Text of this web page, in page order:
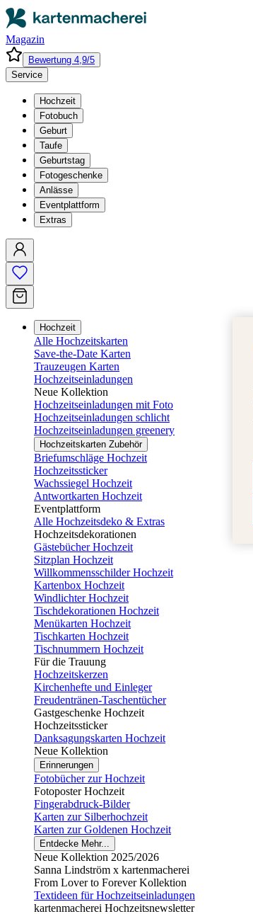
Magazin
Bewertung 4,9/5
Service
Hochzeit
Fotobuch
Geburt
Taufe
Geburtstag
Fotogeschenke
Anlässe
Eventplattform
Extras
Hochzeit
Alle Hochzeitskarten
Save-the-Date Karten
Trauzeugen Karten
Hochzeitseinladungen
Neue Kollektion
Hochzeitseinladungen mit Foto
Hochzeitseinladungen schlicht
Hochzeitseinladungen greenery
Hochzeitskarten Zubehör
Briefumschläge Hochzeit
Hochzeitssticker
Wachssiegel Hochzeit
Antwortkarten Hochzeit
Eventplattform
Alle Hochzeitsdeko & Extras
Hochzeitsdekorationen
Gästebücher Hochzeit
Sitzplan Hochzeit
Willkommensschilder Hochzeit
Kartenbox Hochzeit
Windlichter Hochzeit
Tischdekorationen Hochzeit
Menükarten Hochzeit
Tischkarten Hochzeit
Tischnummern Hochzeit
Für die Trauung
Hochzeitskerzen
Kirchenhefte und Einleger
Freudentränen-Taschentücher
Gastgeschenke Hochzeit
Hochzeitssticker
Danksagungskarten Hochzeit
Neue Kollektion
Erinnerungen
Fotobücher zur Hochzeit
Fotoposter Hochzeit
Fingerabdruck-Bilder
Karten zur Silberhochzeit
Karten zur Goldenen Hochzeit
Entdecke Mehr...
Neue Kollektion 2025/2026
Sanna Lindström x kartenmacherei
From Lover to Forever Kollektion
Textideen für Hochzeitseinladungen
kartenmacherei Hochzeitsnewsletter